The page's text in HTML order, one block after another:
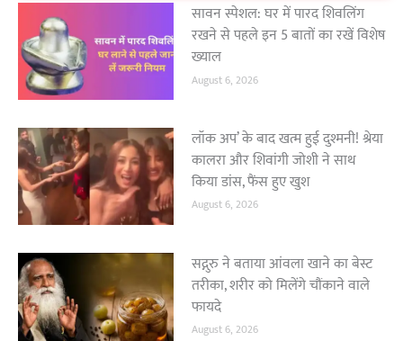
सावन स्पेशल: घर में पारद शिवलिंग
रखने से पहले इन 5 बातों का रखें विशेष
ख्याल
August 6, 2026
लॉक अप’ के बाद खत्म हुई दुश्मनी! श्रेया
कालरा और शिवांगी जोशी ने साथ
किया डांस, फैंस हुए खुश
August 6, 2026
सद्गुरु ने बताया आंवला खाने का बेस्ट
तरीका, शरीर को मिलेंगे चौंकाने वाले
फायदे
August 6, 2026